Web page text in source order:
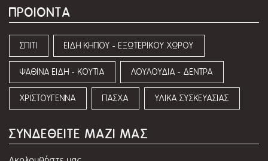
ΠΡΟΙΟΝΤΑ
ΣΠΙΤΙ ΕΙΔΗ ΚΗΠΟΥ - ΕΞΩΤΕΡΙΚΟΥ ΧΩΡΟΥ
ΨΑΘΙΝΑ ΕΙΔΗ - ΚΟΥΤΙΑ ΛΟΥΛΟΥΔΙΑ - ΔΕΝΤΡΑ
ΧΡΙΣΤΟΥΓΕΝΝΑ ΠΑΣΧΑ ΥΛΙΚΑ ΣΥΣΚΕΥΑΣΙΑΣ
ΣΥΝΔΕΘΕΙΤΕ ΜΑΖΙ ΜΑΣ